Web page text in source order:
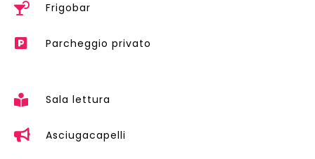
Frigobar
Parcheggio privato
Sala lettura
Asciugacapelli